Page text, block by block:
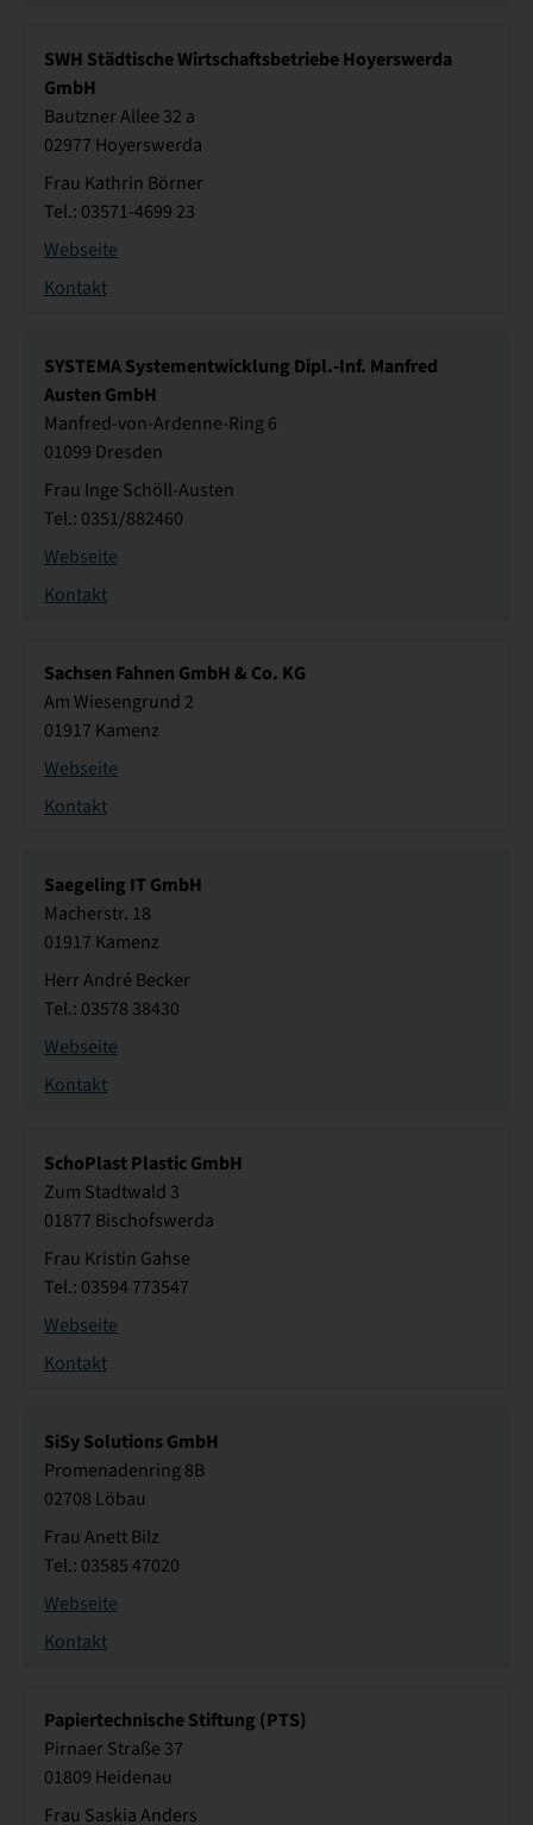
SWH Städtische Wirtschaftsbetriebe Hoyerswerda
GmbH
Bautzner Allee 32 a
02977 Hoyerswerda
Frau Kathrin Börner
Tel.: 03571-4699 23
Webseite
Kontakt
SYSTEMA Systementwicklung Dipl.-Inf. Manfred
Austen GmbH
Manfred-von-Ardenne-Ring 6
01099 Dresden
Frau Inge Schöll-Austen
Tel.: 0351/882460
Webseite
Kontakt
Sachsen Fahnen GmbH & Co. KG
Am Wiesengrund 2
01917 Kamenz
Webseite
Kontakt
Saegeling IT GmbH
Macherstr. 18
01917 Kamenz
Herr André Becker
Tel.: 03578 38430
Webseite
Kontakt
SchoPlast Plastic GmbH
Zum Stadtwald 3
01877 Bischofswerda
Frau Kristin Gahse
Tel.: 03594 773547
Webseite
Kontakt
SiSy Solutions GmbH
Promenadenring 8B
02708 Löbau
Frau Anett Bilz
Tel.: 03585 47020
Webseite
Kontakt
Papiertechnische Stiftung (PTS)
Pirnaer Straße 37
01809 Heidenau
Frau Saskia Anders